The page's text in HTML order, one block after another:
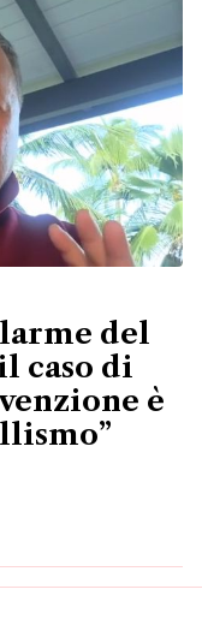
del
caso di
è